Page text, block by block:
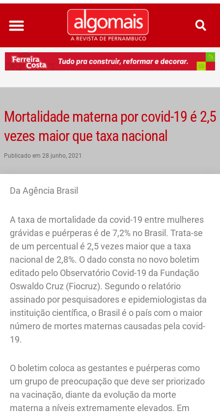
Ir
para
conteúdo
Mortalidade materna por covid-19 é 2,5
vezes maior que taxa nacional
Publicado em 28 junho, 2021
Da Agência Brasil
A taxa de mortalidade da covid-19 entre mulheres
grávidas e puérperas é de 7,2% no Brasil. Trata-se
de um percentual é 2,5 vezes maior que a taxa
nacional de 2,8%. O dado consta no novo boletim
editado pelo Observatório Covid-19 da Fundação
Oswaldo Cruz (Fiocruz). Segundo o relatório
assinado por pesquisadores e epidemiologistas da
instituição científica, o Brasil é o país com o maior
número de mortes maternas causadas pela covid-
19.
O boletim coloca as gestantes e puérperas como
um grupo de preocupação que deve ser priorizado
na vacinação, diante da evolução da morte
materna a níveis extremamente elevados. Em